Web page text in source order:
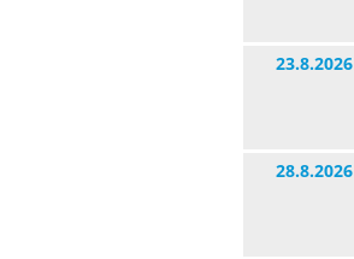
23.8.2026
28.8.2026